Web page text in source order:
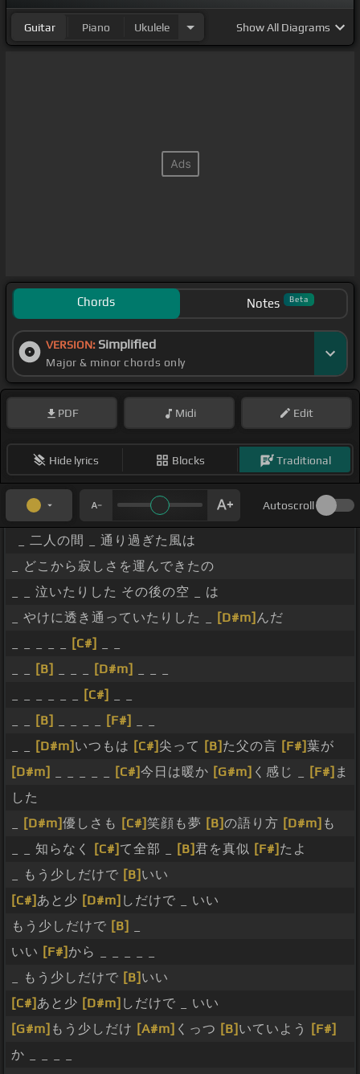
Guitar Piano Ukulele ShowAll Diagrams
Chords Notes Beta
VERSION: Simplified
Major & minor chords only
PDF Midi Edit
Hide lyrics Blocks Traditional
Autoscroll
_ 二人の間 _ 通り過ぎた風は
_ どこから寂しさを運んできたの
_ _ 泣いたりした その後の空 _ は
_ やけに透き通っていたりした _
[D#m] んだ
[C#]
[B] [D#m]
[C#]
[B] [F#]
[D#m] いつもは [C#] 尖って [B] た父の言 [F#]葉が
[D#m]
[C#]今日は暖か [G#m] く感じ _ [F#] ま
した
[D#m]優しさも [C#]笑顔も夢 [B]の語り方 [D#m] も
_ _ 知らなく
[C#] て全部 _ [B]君を真似 [F#] たよ
_ もう少しだけで [B] いい
[C#] あと少 [D#m] しだけで _ いい
もう少しだけで [B]
いい [F#]から _ _ _ _ _
_ もう少しだけで [B] いい
[C#] あと少 [D#m] しだけで _ いい
[G#m] もう少しだけ [A#m] くっつ [B] いていよう
[F#]
か _ _ _ _